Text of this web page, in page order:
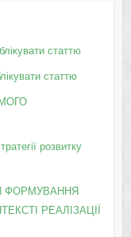
статтю
статтю
розвитку
ФОРМУВАННЯ
РЕАЛІЗАЦІЇ